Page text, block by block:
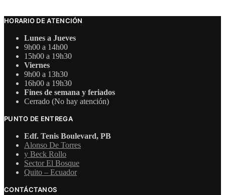
HORARIO DE ATENCIÓN
Lunes a Jueves
9h00 a 14h00
15h00 a 19h30
Viernes
9h00 a 13h30
16h00 a 19h30
Fines de semana y feriados
Cerrado (No hay atención)
PUNTO DE ENTREGA
Edf. Tenis Boulevard, PB
Alonso De Torres
y Beck Rollo
Sector El Bosque
Quito – Ecuador
CONTÁCTANOS